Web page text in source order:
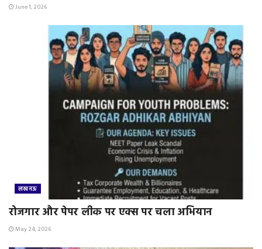
June 1, 2026
लखनऊ
रोजगार और पेपर लीक पर एक्स पर चला अभियान
May 24, 2026